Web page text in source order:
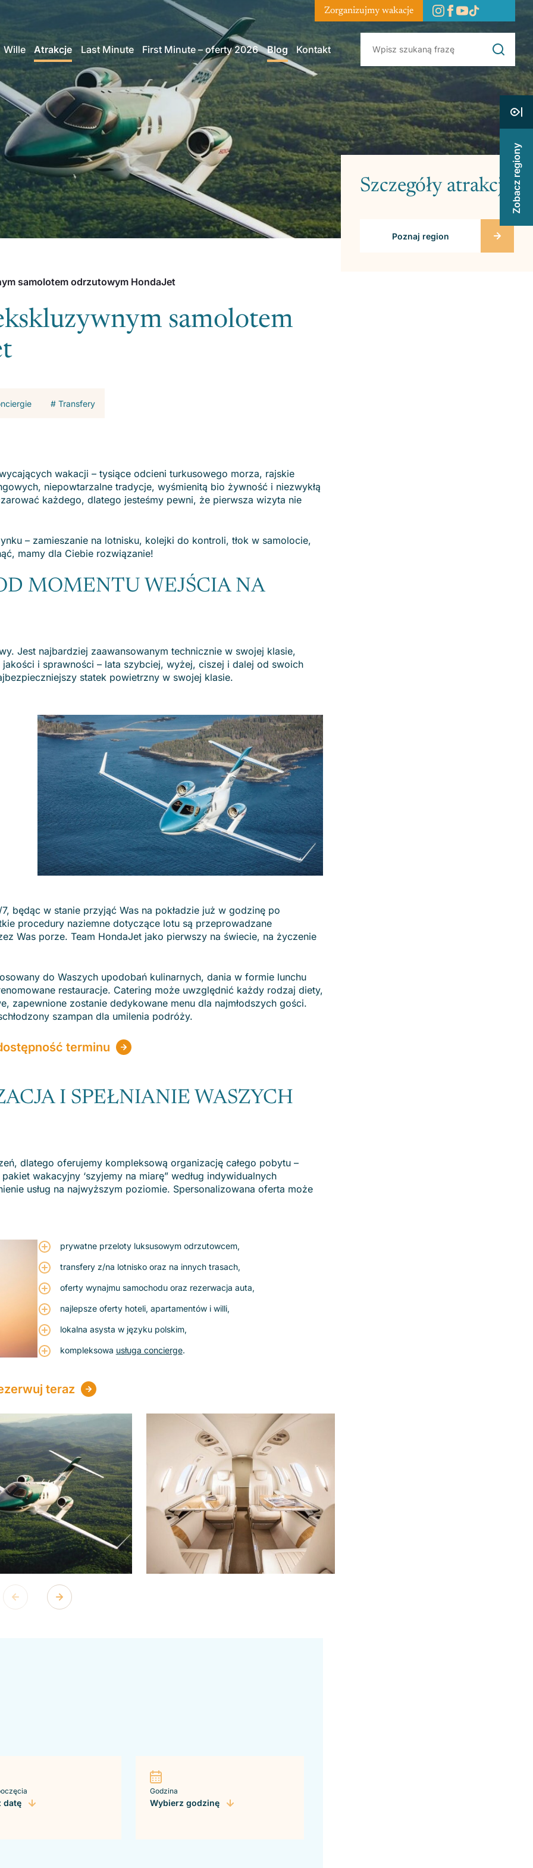
Wille Atrakcje Last Minute First Minute – oferty 2026 Blog Kontakt
Zorganizujmy wakacje
Szczegóły atrakcji
Poznaj region
samolotem odrzutowym HondaJet
samolotem
# Transfery
wakacji – tysiące odcieni turkusowego morza, rajskie
niepowtarzalne tradycje, wyśmienitą bio żywność i niezwykłą
każdego, dlatego jesteśmy pewni, że pierwsza wizyta nie
– zamieszanie na lotnisku, kolejki do kontroli, tłok w samolocie,
mamy dla Ciebie rozwiązanie!
MOMENTU WEJŚCIA NA
Jest najbardziej zaawansowanym technicznie w swojej klasie,
i sprawności – lata szybciej, wyżej, ciszej i dalej od swoich
statek powietrzny w swojej klasie.
będąc w stanie przyjąć Was na pokładzie już w godzinę po
procedury naziemne dotyczące lotu są przeprowadzane
Was porze. Team HondaJet jako pierwszy na świecie, na życzenie
do Waszych upodobań kulinarnych, dania w formie lunchu
restauracje. Catering może uwzględnić każdy rodzaj diety,
zapewnione zostanie dedykowane menu dla najmłodszych gości.
szampan dla umilenia podróży.
terminu
I SPEŁNIANIE WASZYCH
dlatego oferujemy kompleksową organizację całego pobytu –
wakacyjny ‘szyjemy na miarę” według indywidualnych
usług na najwyższym poziomie. Spersonalizowana oferta może
prywatne przeloty luksusowym odrzutowcem,
transfery z/na lotnisko oraz na innych trasach,
oferty wynajmu samochodu oraz rezerwacja auta,
najlepsze oferty hoteli, apartamentów i willi,
lokalna asysta w języku polskim,
kompleksowa usługa concierge.
teraz
datę
Godzina
Wybierz godzinę
Zobacz regiony